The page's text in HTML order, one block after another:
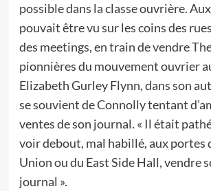
possible dans la classe ouvrière.
pouvait être vu sur les coins des
des meetings, en train de vendre
pionnières du mouvement ouvrier
Elizabeth Gurley Flynn, dans son
se souvient de Connolly tentant
ventes de son journal. « Il était
voir debout, mal habillé, aux portes
Union ou du East Side Hall, vendre
journal ».